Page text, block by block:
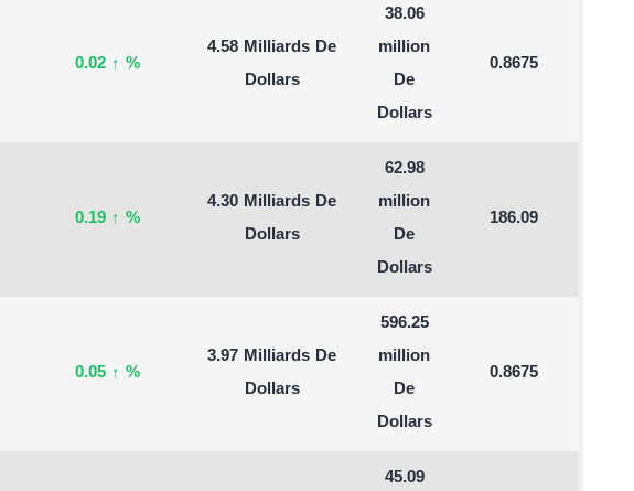
0.02 ↑ %
4.58 Milliards De
Dollars
38.06
million
De
Dollars
0.8675
0.19 ↑ %
4.30 Milliards De
Dollars
62.98
million
De
Dollars
186.09
0.05 ↑ %
3.97 Milliards De
Dollars
596.25
million
De
Dollars
0.8675
45.09